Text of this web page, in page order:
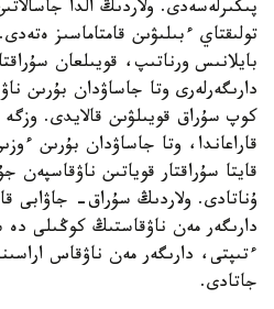
پىكىرلەسەدى. ولاردىڭ الدا
تولىقتاي ءبىلىۋىن قامتاماسىز
بايلانىس ورناتىپ، قويىلعان
دارىگەرلەرى وتا جاساۋدان بۇرىن
كوپ سۇراق قويىلۋىن قالايدى. وزگە
قاراعاندا، وتا جاساۋدان بۇرىن
قايتا سۇراقتار قوياتىن
ۇناتادى. ولاردىڭ سۇراق- جاۋابى
دارىگەر مەن ناۋقاستىڭ كوڭىلى
ءتىپتى، دارىگەر مەن ناۋقاس
جاتادى.